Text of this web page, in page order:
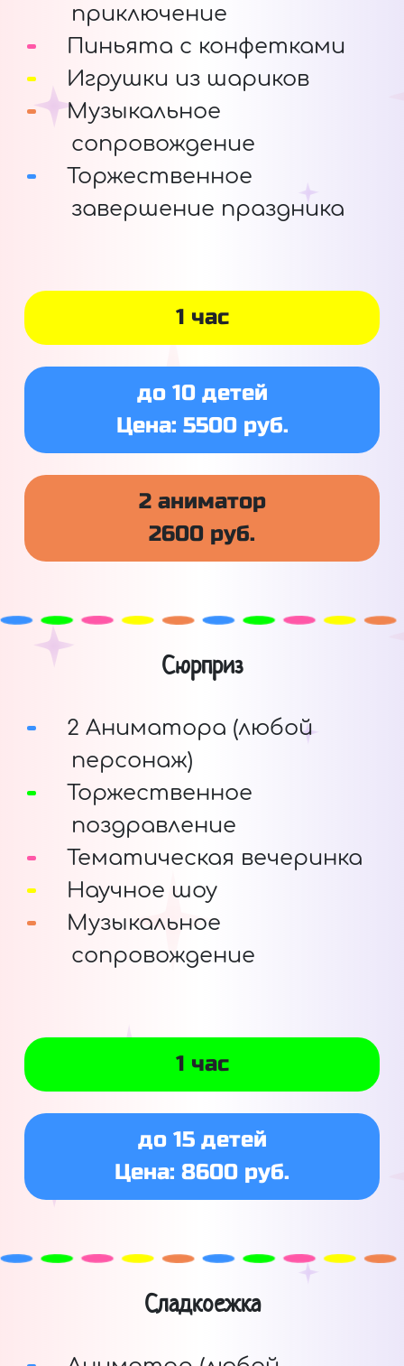
приключение
Пиньята с конфетками
Игрушки из шариков
Музыкальное
сопровождение
Торжественное
завершение праздника
1 час
до 10 детей
Цена: 5500 руб.
2 аниматор
2600 руб.
Сюрприз
2 Аниматора (любой
персонаж)
Торжественное
поздравление
Тематическая вечеринка
Научное шоу
Музыкальное
сопровождение
1 час
до 15 детей
Цена: 8600 руб.
Сладкоежка